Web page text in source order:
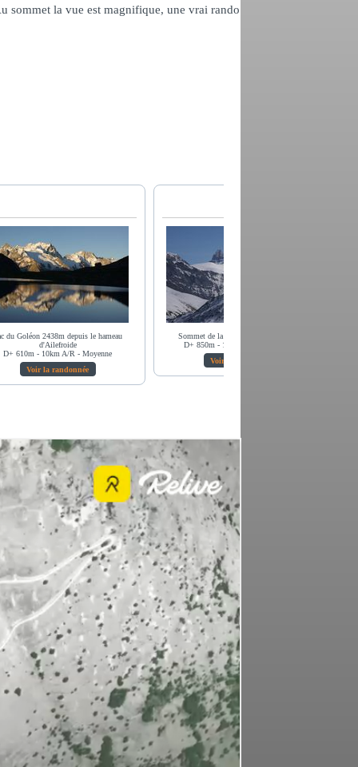
sommet la vue est magnifique, une vrai rando
du Goléon 2438m depuis le hameau
d'Ailefroide
D+ 610m - 10km A/R - Moyenne
Voir la randonnée
Sommet de la Croix de Cassini 2373m
D+ 850m - 11,3km A/R - Moyenne
Voir la randonnée